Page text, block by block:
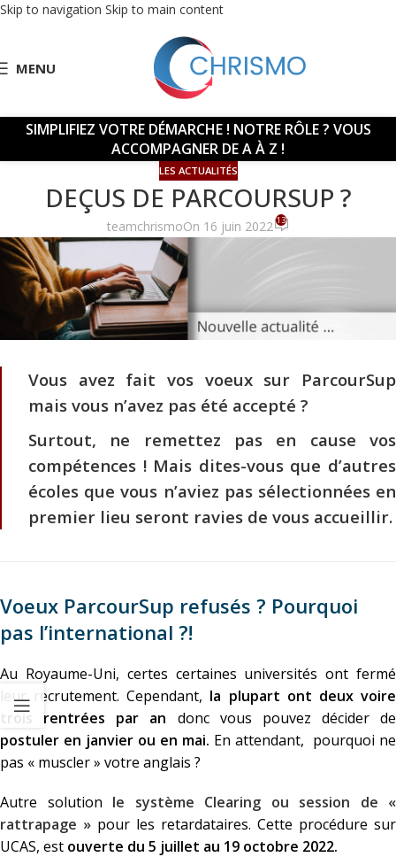
Skip to navigation Skip to main content
MENU
SIMPLIFIEZ VOTRE DÉMARCHE ! NOTRE RÔLE ? VOUS
ACCOMPAGNER DE A À Z !
LES ACTUALITÉS
DEÇUS DE PARCOURSUP ?
teamchrismoOn 16 juin 2022 13
Vous avez fait vos voeuxsur ParcourSup
mais vous n’avez pas été accepté ?
Surtout, ne remettez pas en cause vos
compétences ! Mais dites-vous que d’autres
écoles que vous n’aviez pas sélectionnées en
premier lieu seront ravies de vous accueillir.
Voeux ParcourSup refusés ? Pourquoi
pas l’international ?!
Au Royaume-Uni, certes certaines universités ont fermé
leur recrutement. Cependant, la plupart ont deux voire
trois rentrées par an donc vous pouvez décider de
postuler en janvier ou en mai. En attendant, pourquoi ne
pas « muscler » votre anglais ?
Autre solution le système Clearing ou session de «
rattrapage » pour les retardataires. Cette procédure sur
UCAS, est ouverte du 5 juillet au 19 octobre 2022.